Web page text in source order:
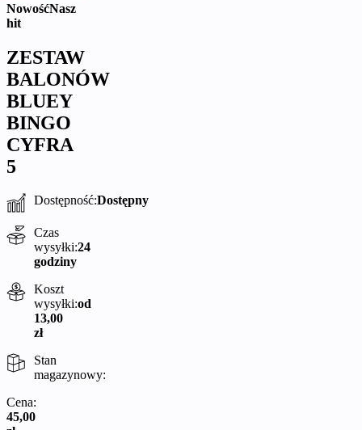
NowośćNasz
hit
ZESTAW
BALONÓW
BLUEY
BINGO
CYFRA
5
Dostępność:Dostępny
Czas
wysyłki:24
godziny
Koszt
wysyłki:od
13,00
zł
Stan
magazynowy:
Cena:
45,00